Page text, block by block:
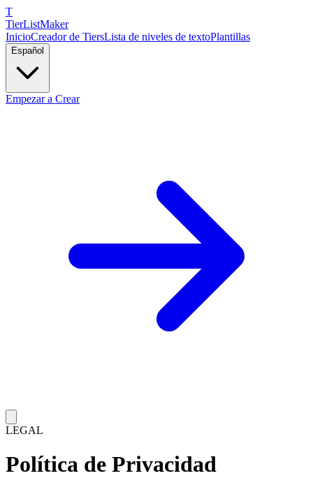
T
TierListMaker
InicioCreador de TiersLista de niveles de textoPlantillas
Español
Empezar a Crear
LEGAL
Política de Privacidad